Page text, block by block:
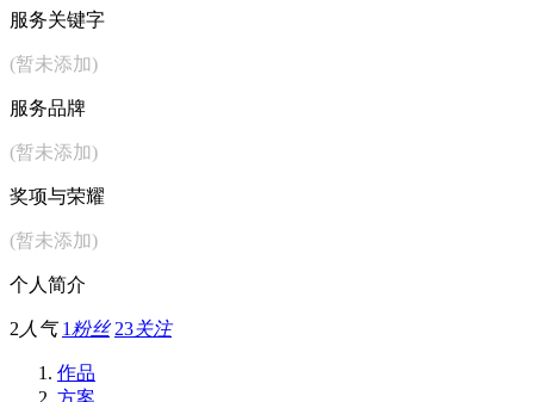
服务关键字
(暂未添加)
服务品牌
(暂未添加)
奖项与荣耀
(暂未添加)
个人简介
2 人气 1 粉丝 23关注
作品
方案